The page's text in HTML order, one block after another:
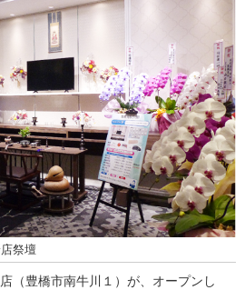
祭壇
（豊橋市南牛川１）が、オープンし